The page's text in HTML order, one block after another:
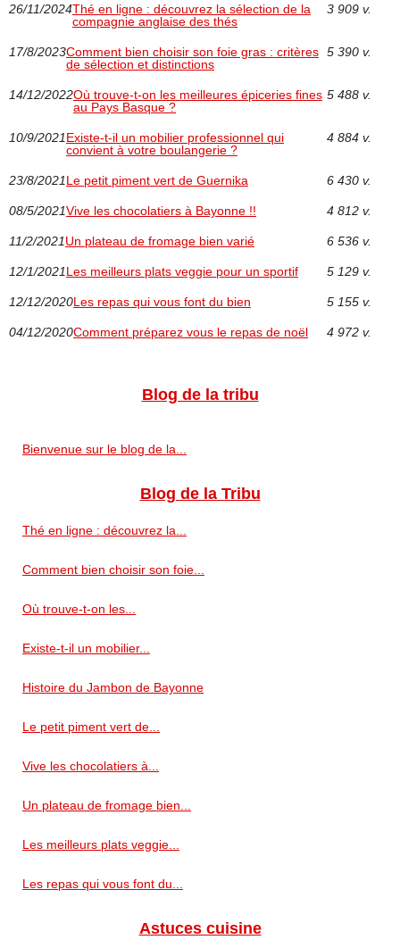
26/11/2024Thé en ligne : découvrez la sélection de la
compagnie anglaise des thés
3 909 v.
17/8/2023Comment bien choisir son foie gras : critères
de sélection et distinctions
5 390 v.
14/12/2022Où trouve-t-on les meilleures épiceries fines
au Pays Basque ?
5 488 v.
10/9/2021Existe-t-il un mobilier professionnel qui
convient à votre boulangerie ?
4 884 v.
23/8/2021Le petit piment vert de Guernika 6 430 v.
08/5/2021Vive les chocolatiers à Bayonne !! 4 812 v.
11/2/2021Un plateau de fromage bien varié 6 536 v.
12/1/2021Les meilleurs plats veggie pour un sportif 5 129 v.
12/12/2020Les repas qui vous font du bien 5 155 v.
04/12/2020Comment préparez vous le repas de noël 4 972 v.
Blog de la tribu
Bienvenue sur le blog de la...
Blog de la Tribu
Thé en ligne : découvrez la...
Comment bien choisir son foie...
Où trouve-t-on les...
Existe-t-il un mobilier...
Histoire du Jambon de Bayonne
Le petit piment vert de...
Vive les chocolatiers à...
Un plateau de fromage bien...
Les meilleurs plats veggie...
Les repas qui vous font du...
Astuces cuisine